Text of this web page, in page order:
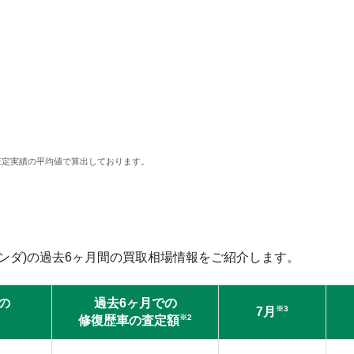
実績の平均値で算出しております。
)の過去6ヶ月間の買取相場情報をご紹介します。
過去6ヶ月での
修復歴車の査定額※2 7月 ※3